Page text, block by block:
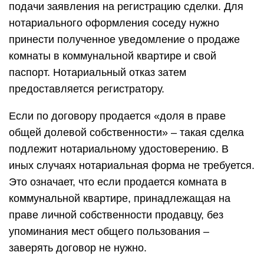
подачи заявления на регистрацию сделки. Для
нотариального оформления соседу нужно
принести полученное уведомление о продаже
комнаты в коммунальной квартире и свой
паспорт. Нотариальный отказ затем
предоставляется регистратору.
Если по договору продается «доля в праве
общей долевой собственности» – такая сделка
подлежит нотариальному удостоверению. В
иных случаях нотариальная форма не требуется.
Это означает, что если продается комната в
коммунальной квартире, принадлежащая на
праве личной собственности продавцу, без
упоминания мест общего пользования –
заверять договор не нужно.